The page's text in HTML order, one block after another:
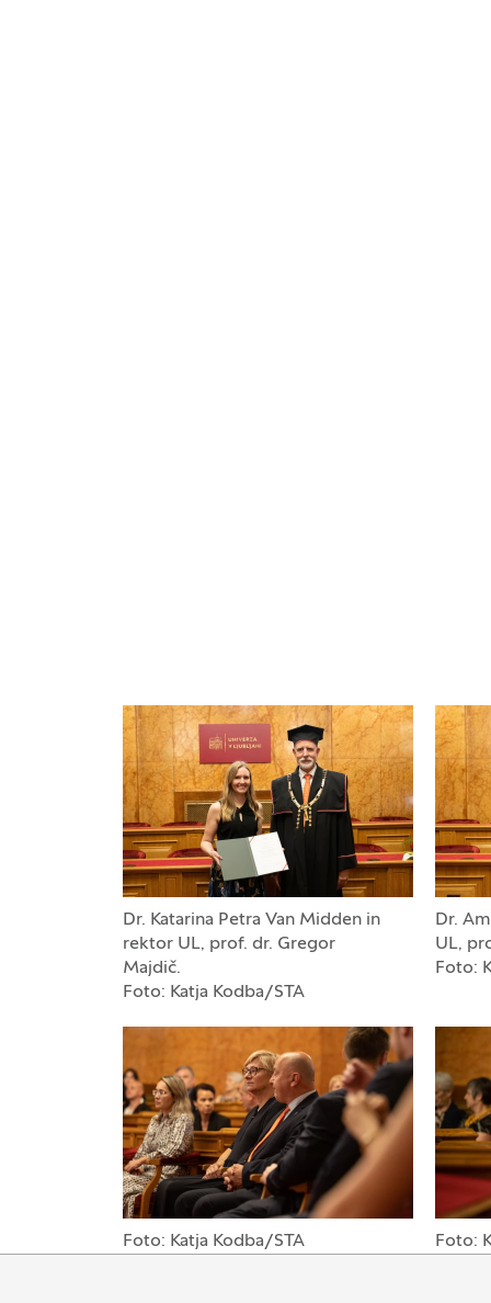
Galerija fotografij
Dr. Katarina Petra Van Midden in
rektor UL, prof. dr. Gregor
Majdič.
Foto: Katja Kodba/STA
Dr.
UL,
Foto:
Foto: Katja Kodba/STA Foto: